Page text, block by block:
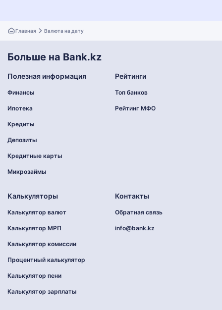
Главная Валюта на дату
Больше на Bank.kz
Полезная информация
Финансы
Ипотека
Кредиты
Депозиты
Кредитные карты
Микрозаймы
Рейтинги
Топ банков
Рейтинг МФО
Калькуляторы
Калькулятор валют
Калькулятор МРП
Калькулятор комиссии
Процентный калькулятор
Калькулятор пени
Калькулятор зарплаты
Контакты
Обратная связь
info@bank.kz